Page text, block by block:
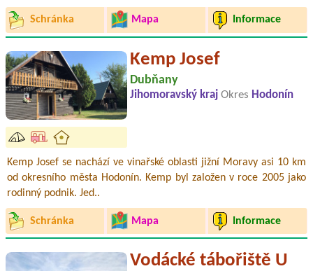
Schránka Mapa Informace
Kemp Josef
Dubňany
Jihomoravský kraj Okres Hodonín
Kemp Josef se nachází ve vinařské oblasti jižní Moravy asi 10 km
od okresního města Hodonín. Kemp byl založen v roce 2005 jako
rodinný podnik. Jed..
Schránka Mapa Informace
Vodácké tábořiště U